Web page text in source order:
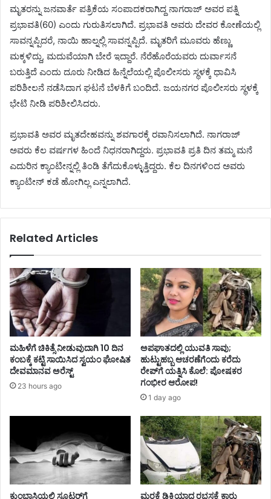
ಮೃತರನ್ನು ಜನವಾರ್ತೆ ಪತ್ರಿಕೆಯ ಸಂಪಾದಕರಾಗಿದ್ದ ನಾಗರಾಜ್ ಅವರ ಪತ್ನಿ
ಪ್ರಭಾವತಿ(60) ಎಂದು ಗುರುತಿಸಲಾಗಿದೆ. ಪ್ರಭಾವತಿ ಅವರು ದೇವರ ಕೋಣೆಯಲ್ಲಿ
ಸಾವನ್ನಪ್ಪಿದರೆ, ನಾಯಿ ಹಾಲ್ನಲ್ಲಿ ಸಾವನ್ನಪ್ಪಿದೆ. ಮೃತರಿಗೆ ಮೂವರು ಹೆಣ್ಣು
ಮಕ್ಕಳಿದ್ದು, ಮದುವೆಯಾಗಿ ಬೇರೆ ಇದ್ದಾರೆ. ನೆರೆಹೊರೆಯವರು ದುರ್ವಾಸನೆ
ಬರುತ್ತಿದೆ ಎಂದು ದೂರು ನೀಡಿದ ಹಿನ್ನೆಲೆಯಲ್ಲಿ ಪೊಲೀಸರು ಸ್ಥಳಕ್ಕೆ ಧಾವಿಸಿ
ಪರಿಶೀಲನೆ ನಡೆಸಿದಾಗ ಘಟನೆ ಬೆಳಕಿಗೆ ಬಂದಿದೆ. ಜಯನಗರ ಪೊಲೀಸರು ಸ್ಥಳಕ್ಕೆ
ಭೇಟಿ ನೀಡಿ ಪರಿಶೀಲಿಸಿದರು.
ಪ್ರಭಾವತಿ ಅವರ ಮೃತದೇಹವನ್ನು ಶವಗಾರಕ್ಕೆ ರವಾನಿಸಲಾಗಿದೆ. ನಾಗರಾಜ್
ಅವರು ಕೆಲ ವರ್ಷಗಳ ಹಿಂದೆ ನಿಧನರಾಗಿದ್ದರು‌. ಪ್ರಭಾವತಿ ಪ್ರತಿ ದಿನ ತಮ್ಮ ಮನೆ
ಎದುರಿನ ಕ್ಯಾಂಟೀನ್ನಲ್ಲಿ ತಿಂಡಿ ತೆಗೆದುಕೊಳ್ಳುತ್ತಿದ್ದರು. ಕೆಲ ದಿನಗಳಿಂದ ಅವರು
ಕ್ಯಾಂಟೀನ್ ಕಡೆ ಹೋಗಿಲ್ಲ ಎನ್ನಲಾಗಿದೆ.
Related Articles
ಮಹಿಳೆಗೆ ಚಿಕಿತ್ಸೆ ನೀಡುವುದಾಗಿ 10 ದಿನ
ಕಂಬಕ್ಕೆ ಕಟ್ಟಿ ಸಾಯಿಸಿದ ಸ್ವಯಂ ಘೋಷಿತ
ದೇವಮಾನವ ಅರೆಸ್ಟ್
23 hours ago
ಅಪಘಾತದಲ್ಲಿ ಯುವತಿ ಸಾವು;
ಹುಟ್ಟುಹಬ್ಬ ಆಚರಣೆಗೆಂದು ಕರೆದು
ರೇಪ್‌ಗೆ ಯತ್ನಿಸಿ ಕೊಲೆ: ಪೋಷಕರ
ಗಂಭೀರ ಆರೋಪ!
1 day ago
ಕುಂಭಾಸಿಯಲ್ಲಿ ಸ್ಕೂಟರ್‌ಗೆ ಮರಕ್ಕೆ ಡಿಕ್ಕಿಯಾದ ರಭಸಕ್ಕೆ ಕಾರು